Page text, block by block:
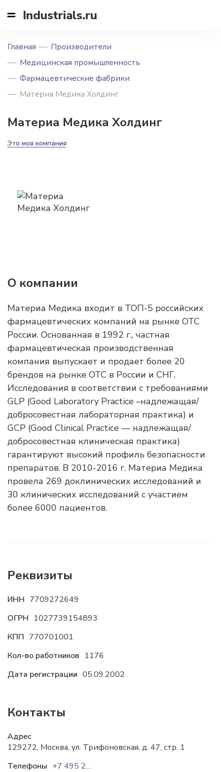
Industrials.ru
Главная
Производители
Медицинская промышленность
Фармацевтические фабрики
Материа Медика Холдинг
Материа Медика Холдинг
Это моя компания
О компании
Материа Медика входит в ТОП-5 российских
фармацевтических компаний на рынке ОТС
России. Основанная в 1992 г., частная
фармацевтическая производственная
компания выпускает и продает более 20
брендов на рынке ОТС в России и СНГ.
Исследования в соответствии с требованиями
GLP (Good Laboratory Practice –надлежащая/
добросовестная лабораторная практика) и
GCP (Good Clinical Practice — надлежащая/
добросовестная клиническая практика)
гарантируют высокий профиль безопасности
препаратов. В 2010-2016 г. Материа Медика
провела 269 доклинических исследований и
30 клинических исследований с участием
более 6000 пациентов.
Реквизиты
ИНН 7709272649
ОГРН 1027739154893
КПП 770701001
Кол-во работников 1176
Дата регистрации 05.09.2002
Контакты
Адрес
129272, Москва, ул. Трифоновская, д. 47, стр. 1
Телефоны
+7 495 276-15-71